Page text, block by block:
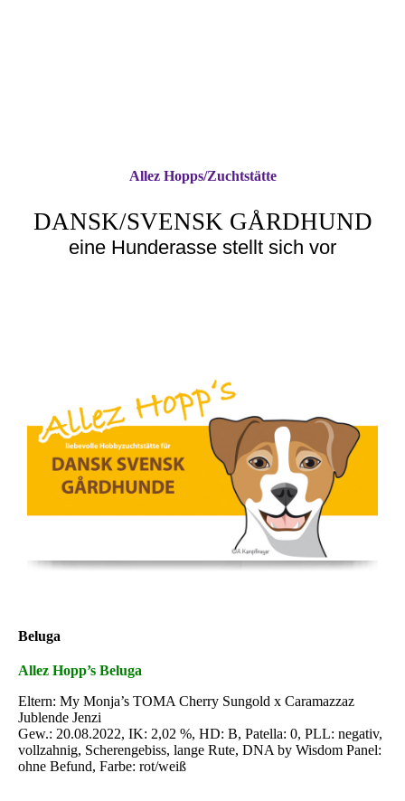
DANSK/SVENSK GÅRDHUND
eine Hunderasse stellt sich vor
Allez Hopps/Zuchtstätte
Beluga
Allez Hopp’s Beluga
Eltern: My Monja’s TOMA Cherry Sungold x Caramazzaz
Jublende Jenzi
Gew.: 20.08.2022, IK: 2,02 %, HD: B, Patella: 0, PLL: negativ,
vollzahnig, Scherengebiss, lange Rute, DNA by Wisdom Panel:
ohne Befund, Farbe: rot/weiß